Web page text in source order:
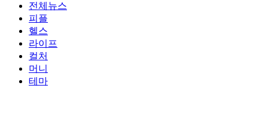
전체뉴스
피플
헬스
라이프
컬처
머니
테마